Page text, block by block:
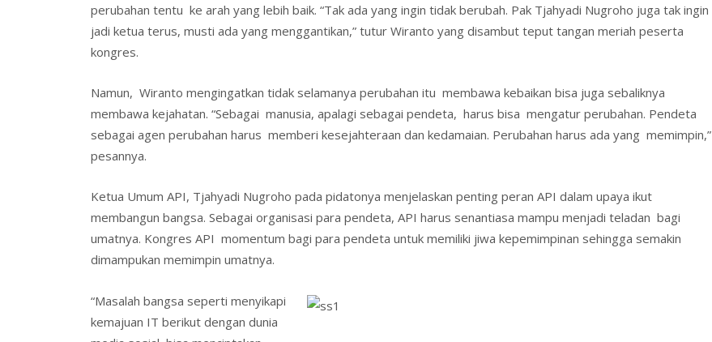
perubahan tentu ke arah yang lebih baik. “Tak ada yang ingin tidak berubah. Pak Tjahyadi Nugroho juga tak ingin
jadi ketua terus, musti ada yang menggantikan,” tutur Wiranto yang disambut teput tangan meriah peserta
kongres.
Namun, Wiranto mengingatkan tidak selamanya perubahan itu membawa kebaikan bisa juga sebaliknya
membawa kejahatan. “Sebagai manusia, apalagi sebagai pendeta, harus bisa mengatur perubahan. Pendeta
sebagai agen perubahan harus memberi kesejahteraan dan kedamaian. Perubahan harus ada yang memimpin,”
pesannya.
Ketua Umum API, Tjahyadi Nugroho pada pidatonya menjelaskan penting peran API dalam upaya ikut
membangun bangsa. Sebagai organisasi para pendeta, API harus senantiasa mampu menjadi teladan bagi
umatnya. Kongres API momentum bagi para pendeta untuk memiliki jiwa kepemimpinan sehingga semakin
dimampukan memimpin umatnya.
“Masalah bangsa seperti menyikapi
kemajuan IT berikut dengan dunia